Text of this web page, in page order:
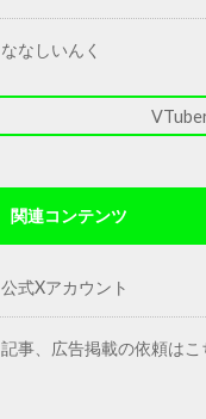
ななしいんく
関連コンテンツ
公式Xアカウント
記事、広告掲載の依頼はこ